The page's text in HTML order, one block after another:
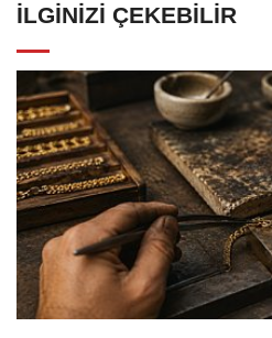
İLGINIZI ÇEKEBILIR